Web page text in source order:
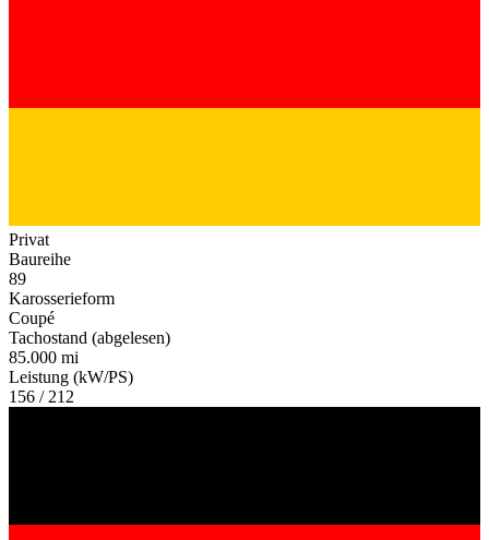
Privat
Baureihe
89
Karosserieform
Coupé
Tachostand (abgelesen)
85.000 mi
Leistung (kW/PS)
156 / 212